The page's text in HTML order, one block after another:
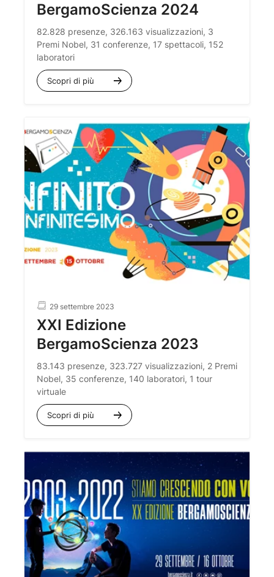
BergamoScienza 2024
82.828 presenze, 326.163 visualizzazioni, 3
Premi Nobel, 31 conferenze, 17 spettacoli, 152
laboratori
Scopri di più
29 settembre 2023
XXI Edizione
BergamoScienza 2023
83.143 presenze, 323.727 visualizzazioni, 2 Premi
Nobel, 35 conferenze, 140 laboratori, 1 tour
virtuale
Scopri di più